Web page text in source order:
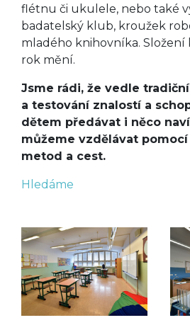
flétnu či ukulele, nebo také
badatelský klub, kroužek
mladého knihovníka. Složení
rok mění.
Jsme rádi, že vedle
a testování znalostí a
dětem předávat i něco
můžeme vzdělávat
metod a cest.
Hledáme